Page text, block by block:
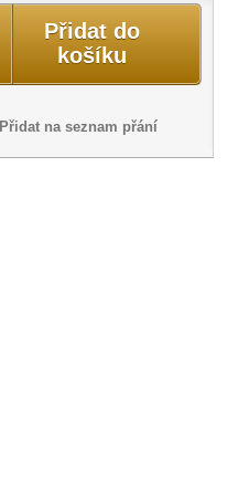
Přidat do
košíku
Přidat na seznam přání